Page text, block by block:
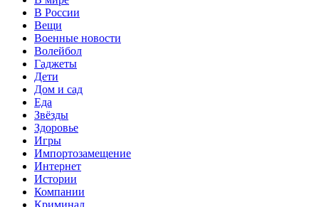
В России
Вещи
Военные новости
Волейбол
Гаджеты
Дети
Дом и сад
Еда
Звёзды
Здоровье
Игры
Импортозамещение
Интернет
Истории
Компании
Криминал